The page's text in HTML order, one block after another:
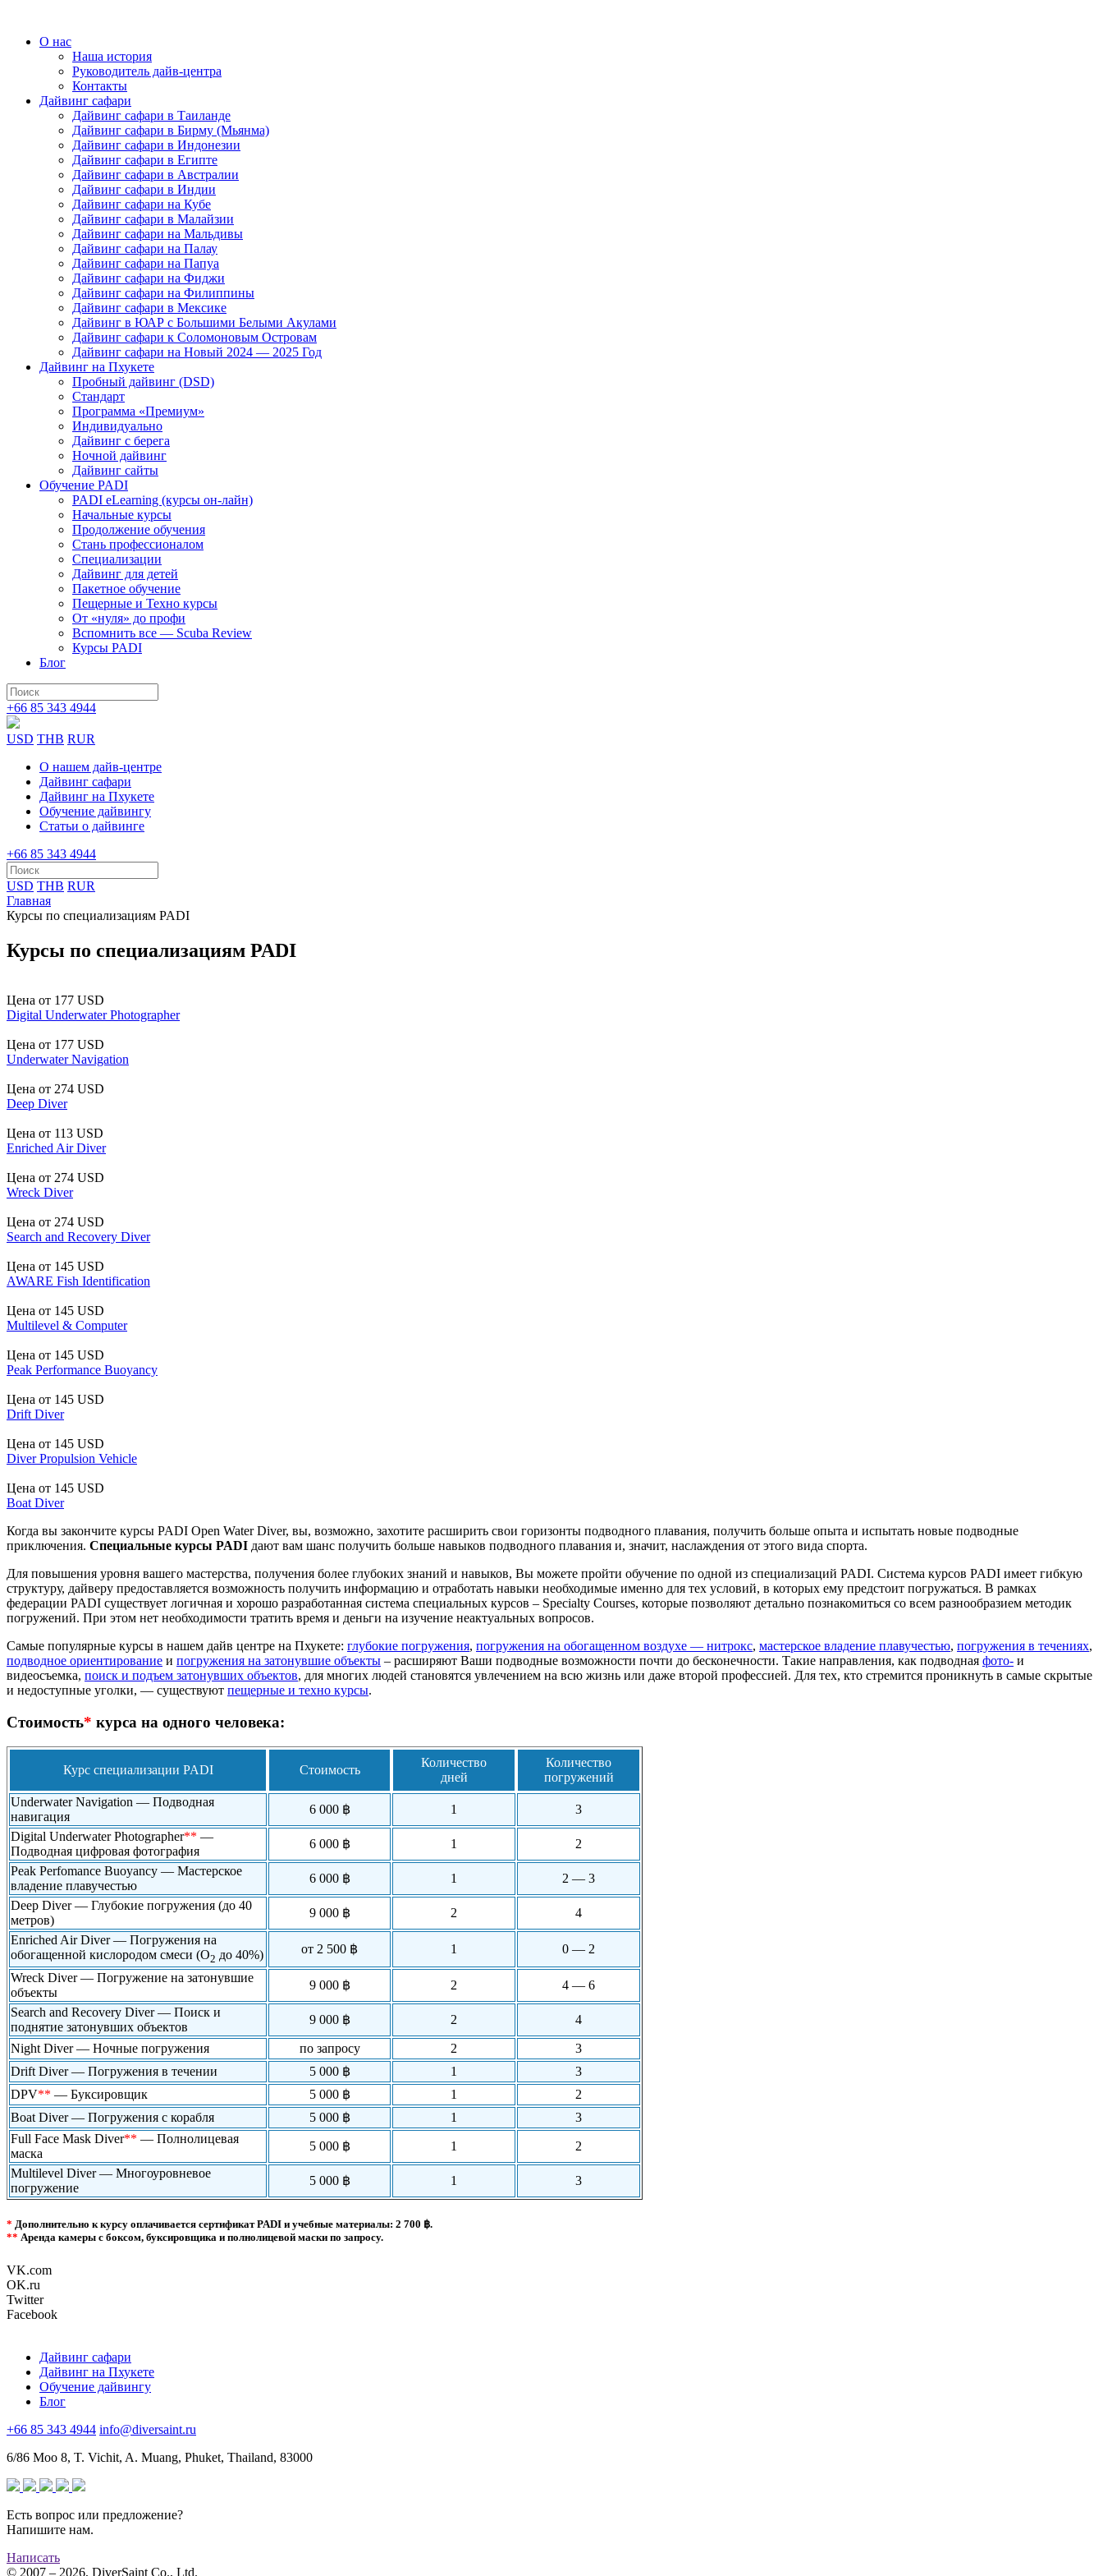
О нас
Наша история
Руководитель дайв-центра
Контакты
Дайвинг сафари
Дайвинг сафари в Таиланде
Дайвинг сафари в Бирму (Мьянма)
Дайвинг сафари в Индонезии
Дайвинг сафари в Египте
Дайвинг сафари в Австралии
Дайвинг сафари в Индии
Дайвинг сафари на Кубе
Дайвинг сафари в Малайзии
Дайвинг сафари на Мальдивы
Дайвинг сафари на Палау
Дайвинг сафари на Папуа
Дайвинг сафари на Фиджи
Дайвинг сафари на Филиппины
Дайвинг сафари в Мексике
Дайвинг в ЮАР с Большими Белыми Акулами
Дайвинг сафари к Соломоновым Островам
Дайвинг сафари на Новый 2024 — 2025 Год
Дайвинг на Пхукете
Пробный дайвинг (DSD)
Стандарт
Программа «Премиум»
Индивидуально
Дайвинг с берега
Ночной дайвинг
Дайвинг сайты
Обучение PADI
PADI eLearning (курсы он-лайн)
Начальные курсы
Продолжение обучения
Стань профессионалом
Специализации
Дайвинг для детей
Пакетное обучение
Пещерные и Техно курсы
От «нуля» до профи
Вспомнить все — Scuba Review
Курсы PADI
Блог
+66 85 343 4944
USD THB RUR
О нашем дайв-центре
Дайвинг сафари
Дайвинг на Пхукете
Обучение дайвингу
Статьи о дайвинге
+66 85 343 4944
USD THB RUR
Главная
Курсы по специализациям PADI
Курсы по специализациям PADI
Цена от 177 USD
Digital Underwater Photographer
Цена от 177 USD
Underwater Navigation
Цена от 274 USD
Deep Diver
Цена от 113 USD
Enriched Air Diver
Цена от 274 USD
Wreck Diver
Цена от 274 USD
Search and Recovery Diver
Цена от 145 USD
AWARE Fish Identification
Цена от 145 USD
Multilevel & Computer
Цена от 145 USD
Peak Performance Buoyancy
Цена от 145 USD
Drift Diver
Цена от 145 USD
Diver Propulsion Vehicle
Цена от 145 USD
Boat Diver
Когда вы закончите курсы PADI Open Water Diver, вы, возможно, захотите расширить свои горизонты подводного плавания, получить больше опыта и испытать новые подводные
приключения. Специальные курсы PADI дают вам шанс получить больше навыков подводного плавания и, значит, наслаждения от этого вида спорта.
Для повышения уровня вашего мастерства, получения более глубоких знаний и навыков, Вы можете пройти обучение по одной из специализаций PADI. Система курсов PADI имеет гибкую
структуру, дайверу предоставляется возможность получить информацию и отработать навыки необходимые именно для тех условий, в которых ему предстоит погружаться. В рамках
федерации PADI существует логичная и хорошо разработанная система специальных курсов – Specialty Courses, которые позволяют детально познакомиться со всем разнообразием методик
погружений. При этом нет необходимости тратить время и деньги на изучение неактуальных вопросов.
Самые популярные курсы в нашем дайв центре на Пхукете: глубокие погружения, погружения на обогащенном воздухе — нитрокс, мастерское владение плавучестью, погружения в течениях,
подводное ориентирование и погружения на затонувшие объекты – расширяют Ваши подводные возможности почти до бесконечности. Такие направления, как подводная фото- и
видеосъемка, поиск и подъем затонувших объектов, для многих людей становятся увлечением на всю жизнь или даже второй профессией. Для тех, кто стремится проникнуть в самые скрытые
и недоступные уголки, — существуют пещерные и техно курсы.
Стоимость* курса на одного человека:
Курс специализации PADI Стоимость
Количество
дней
Количество
погружений
Underwater Navigation — Подводная
навигация
6 000 ฿ 1
3
Digital Underwater Photographer** —
Подводная цифровая фотография
6 000 ฿ 1
2
Peak Perfomance Buoyancy — Мастерское
владение плавучестью
6 000 ฿ 1
2 — 3
Deep Diver — Глубокие погружения (до 40
метров)
9 000 ฿ 2
4
Enriched Air Diver — Погружения на
обогащенной кислородом смеси (O2 до 40%) от 2 500 ฿ 1 0 — 2
Wreck Diver — Погружение на затонувшие
объекты
9 000 ฿ 2
4 — 6
Search and Recovery Diver — Поиск и
поднятие затонувших объектов
9 000 ฿ 2 4
Night Diver — Ночные погружения по запросу 2
3
Drift Diver — Погружения в течении
5 000 ฿ 1
3
DPV** — Буксировщик 5 000 ฿ 1
2
Boat Diver — Погружения с корабля
5 000 ฿ 1
3
Full Face Mask Diver** — Полнолицевая
маска
5 000 ฿ 1
2
Multilevel Diver — Многоуровневое
погружение
5 000 ฿ 1 3
* Дополнительно к курсу оплачивается сертификат PADI и учебные материалы: 2 700 ฿.
** Аренда камеры с боксом, буксировщика и полнолицевой маски по запросу.
VK.com
OK.ru
Twitter
Facebook
Дайвинг сафари
Дайвинг на Пхукете
Обучение дайвингу
Блог
+66 85 343 4944 info@diversaint.ru
6/86 Moo 8, T. Vichit, A. Muang, Phuket, Thailand, 83000
Есть вопрос или предложение?
Напишите нам.
Написать
© 2007 – 2026, DiverSaint Co., Ltd.